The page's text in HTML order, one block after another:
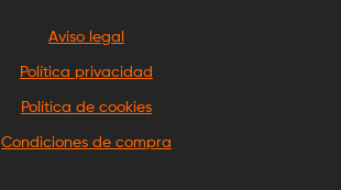
Aviso legal
Política privacidad
Política de cookies
Condiciones de compra